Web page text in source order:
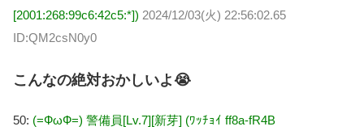
[2001:268:99c6:42c5:*]) 2024/12/03(火) 22:56:02.65
ID:QM2csN0y0
こんなの絶対おかしいよ😭
50: (=ФωФ=) 警備員[Lv.7][新芽] (ﾜｯﾁｮｲ ff8a-fR4B